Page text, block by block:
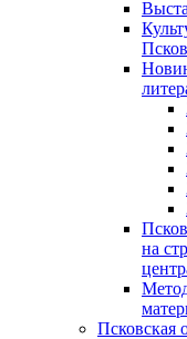
на
Псковская